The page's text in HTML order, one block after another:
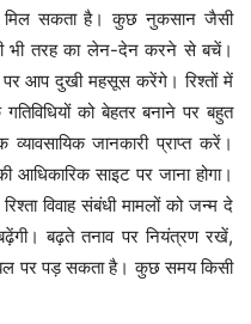
मिल सकता है। कुछ नुकसान जैसी
भी तरह का लेन-देन करने से बचें।
पर आप दुखी महसूस करेंगे। रिश्तों में
को बेहतर बनाने पर बहुत
जानकारी प्राप्त करें।
आधिकारिक साइट पर जाना होगा।
विवाह संबंधी मामलों को जन्म दे
बढ़ते तनाव पर नियंत्रण रखें,
पर पड़ सकता है। कुछ समय किसी